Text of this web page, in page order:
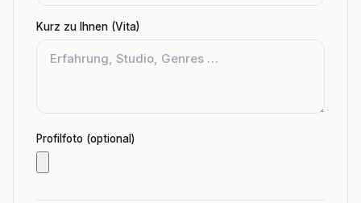
Kurz zu Ihnen (Vita)
Profilfoto (optional)